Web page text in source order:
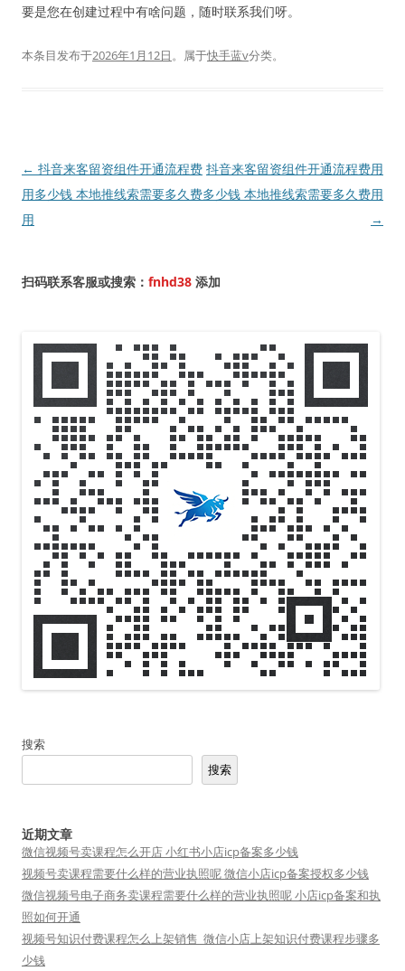
要是您在创建过程中有啥问题，随时联系我们呀。
本条目发布于2026年1月12日。属于快手蓝v分类。
文
章
导
← 抖音来客留资组件开通流程费
用多少钱 本地推线索需要多久费
用
抖音来客留资组件开通流程费用
多少钱 本地推线索需要多久费用
→
扫码联系客服或搜索： fnhd38 添加
搜索
搜索
近期文章
微信视频号卖课程怎么开店 小红书小店icp备案多少钱
视频号卖课程需要什么样的营业执照呢 微信小店icp备案授权多少钱
微信视频号电子商务卖课程需要什么样的营业执照呢 小店icp备案和执
照如何开通
视频号知识付费课程怎么上架销售_微信小店上架知识付费课程步骤多
少钱